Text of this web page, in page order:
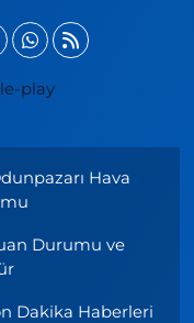
Hava
Durumu ve
Dakika Haberleri